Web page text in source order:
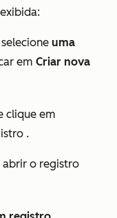
uma
em Criar nova
clique em
.
o registro